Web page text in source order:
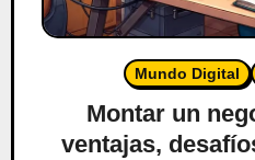
Mundo Digital
Montar un
ventajas,